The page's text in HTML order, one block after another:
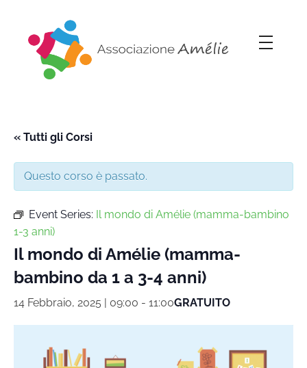
« Tutti gli Corsi
Questo corso è passato.
Event Series: Il mondo di Amélie (mamma-bambino
1-3 anni)
Il mondo di Amélie (mamma-
bambino da 1 a 3-4 anni)
14 Febbraio, 2025 | 09:00 - 11:00GRATUITO